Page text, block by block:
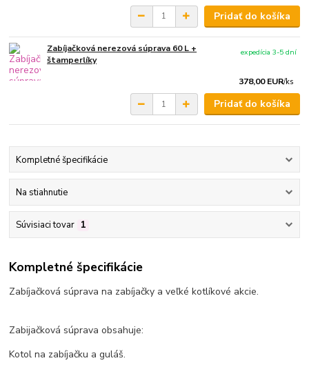
Pridať do košíka
Zabíjačková nerezová súprava 60 L +
štamperlíky
378,00 EUR/ks
expedícia 3-5 dní
Pridať do košíka
Kompletné špecifikácie
Na stiahnutie
Súvisiaci tovar 1
Kompletné špecifikácie
Zabíjačková súprava na zabíjačky a veľké kotlíkové akcie.
Zabijačková súprava obsahuje:
Kotol na zabíjačku a guláš.